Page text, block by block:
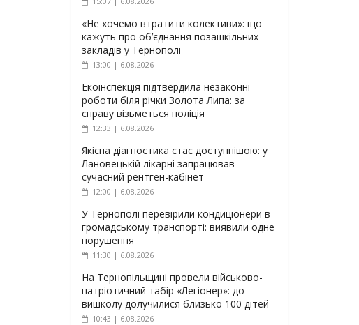
«Не хочемо втратити колективи»: що
кажуть про об’єднання позашкільних
закладів у Тернополі
13:00 | 6.08.2026
Екоінспекція підтвердила незаконні
роботи біля річки Золота Липа: за
справу візьметься поліція
12:33 | 6.08.2026
Якісна діагностика стає доступнішою: у
Лановецькій лікарні запрацював
сучасний рентген-кабінет
12:00 | 6.08.2026
У Тернополі перевірили кондиціонери в
громадському транспорті: виявили одне
порушення
11:30 | 6.08.2026
На Тернопільщині провели військово-
патріотичний табір «Легіонер»: до
вишколу долучилися близько 100 дітей
10:43 | 6.08.2026